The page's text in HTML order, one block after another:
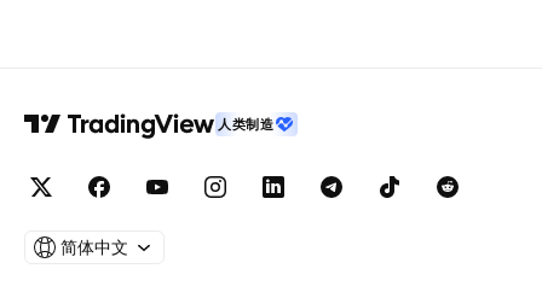
人类制造
简体中文